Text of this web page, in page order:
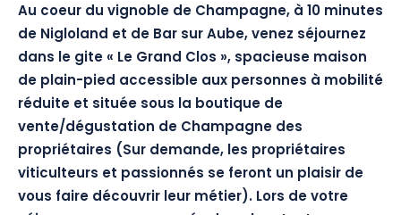
Au coeur du vignoble de Champagne, à 10 minutes
de Nigloland et de Bar sur Aube, venez séjournez
dans le gite « Le Grand Clos », spacieuse maison
de plain-pied accessible aux personnes à mobilité
réduite et située sous la boutique de
vente/dégustation de Champagne des
propriétaires (Sur demande, les propriétaires
viticulteurs et passionnés se feront un plaisir de
vous faire découvrir leur métier). Lors de votre